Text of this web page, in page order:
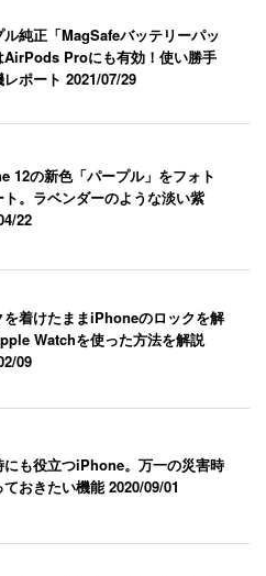
ル純正「MagSafeバッテリーパッ
AirPods Proにも有効！使い勝手
レポート2021/07/29
12の新色「パープル」をフォト
ト。ラベンダーのような淡い紫
22
を着けたままiPhoneのロックを解
Watchを使った方法を解説
09
にも役立つiPhone。万一の災害時
ておきたい機能2020/09/01